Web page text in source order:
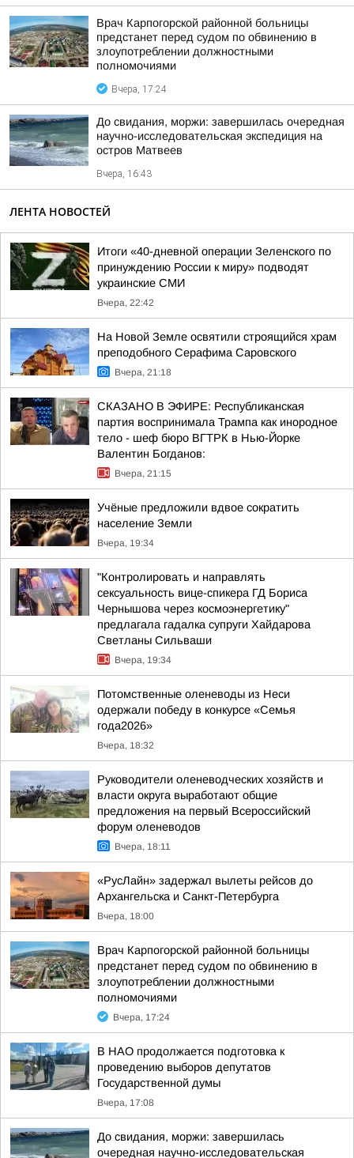
Врач Карпогорской районной больницы
предстанет перед судом по обвинению в
злоупотреблении должностными
полномочиями
Вчера, 17:24
До свидания, моржи: завершилась очередная
научно-исследовательская экспедиция на
остров Матвеев
Вчера, 16:43
ЛЕНТА НОВОСТЕЙ
Итоги «40-дневной операции Зеленского по
принуждению России к миру» подводят
украинские СМИ
Вчера, 22:42
На Новой Земле освятили строящийся храм
преподобного Серафима Саровского
Вчера, 21:18
СКАЗАНО В ЭФИРЕ: Республиканская
партия воспринимала Трампа как инородное
тело - шеф бюро ВГТРК в Нью-Йорке
Валентин Богданов:
Вчера, 21:15
Учёные предложили вдвое сократить
население Земли
Вчера, 19:34
"Контролировать и направлять
сексуальность вице-спикера ГД Бориса
Чернышова через космоэнергетику"
предлагала гадалка супруги Хайдарова
Светланы Сильваши
Вчера, 19:34
Потомственные оленеводы из Неси
одержали победу в конкурсе «Семья
года2026»
Вчера, 18:32
Руководители оленеводческих хозяйств и
власти округа выработают общие
предложения на первый Всероссийский
форум оленеводов
Вчера, 18:11
«РусЛайн» задержал вылеты рейсов до
Архангельска и Санкт-Петербурга
Вчера, 18:00
Врач Карпогорской районной больницы
предстанет перед судом по обвинению в
злоупотреблении должностными
полномочиями
Вчера, 17:24
В НАО продолжается подготовка к
проведению выборов депутатов
Государственной думы
Вчера, 17:08
До свидания, моржи: завершилась
очередная научно-исследовательская